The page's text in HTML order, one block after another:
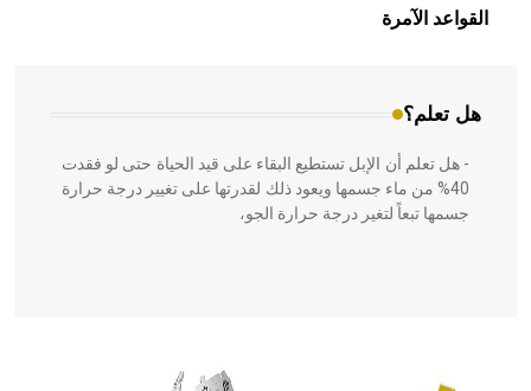
القواعد الآمرة
هل تعلم؟
بالعمارة الإسلامية في بلاد الشام ومصر خاصة، حيث يحرص
المعمار على بناء مداميكه وخاصة في الواجهات
- هل تعلم أن الإبل تستطيع البقاء على قيد الحياة حتى لو فقدت
40% من ماء جسمها ويعود ذلك لقدرتها على تغيير درجة حرارة
جسمها تبعاً لتغير درجة حرارة الجو،
الحكم، الأدلة، تنظيم التغذية، ورسالته في جروح الرأس. ويعود